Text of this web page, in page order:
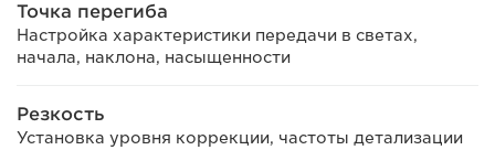
Точка перегиба
Настройка характеристики передачи в светах,
начала, наклона, насыщенности
Резкость
Установка уровня коррекции, частоты детализации